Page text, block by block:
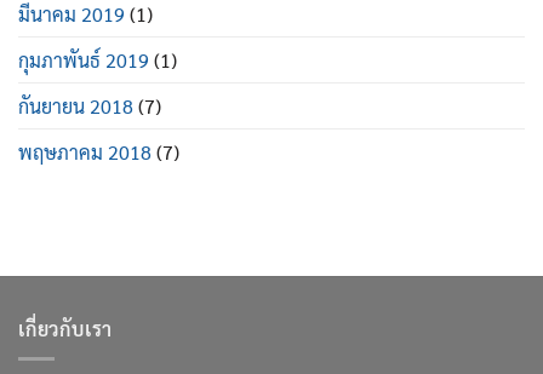
มีนาคม 2019 (1)
กุมภาพันธ์ 2019 (1)
กันยายน 2018(7)
พฤษภาคม 2018(7)
เกี่ยวกับเรา